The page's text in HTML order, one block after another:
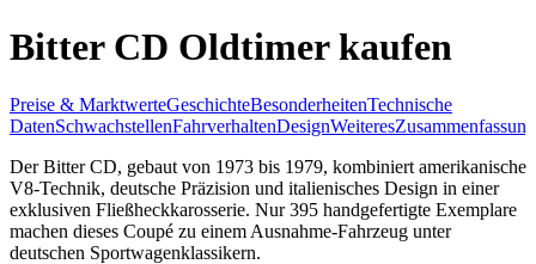
Bitter CD Oldtimer kaufen
Preise & MarktwerteGeschichteBesonderheitenTechnische
DatenSchwachstellenFahrverhaltenDesignWeiteresZusammenfassung
Der Bitter CD, gebaut von 1973 bis 1979, kombiniert amerikanische
V8-Technik, deutsche Präzision und italienisches Design in einer
exklusiven Fließheckkarosserie. Nur 395 handgefertigte Exemplare
machen dieses Coupé zu einem Ausnahme-Fahrzeug unter
deutschen Sportwagenklassikern.